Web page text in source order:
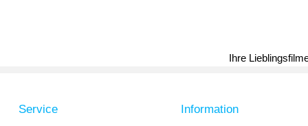
Ihre
Service Information